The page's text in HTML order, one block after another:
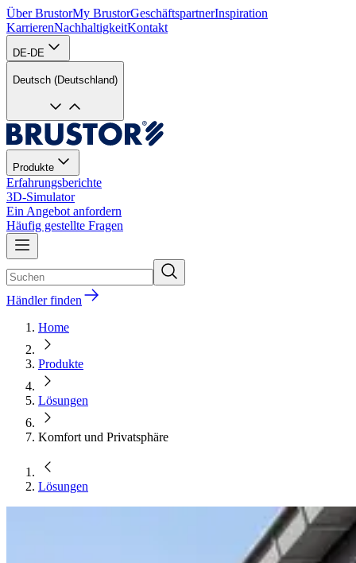
Über BrustorMy BrustorGeschäftspartnerInspiration
KarrierenNachhaltigkeitKontakt
DE-DE
Deutsch (Deutschland)
Produkte
Erfahrungsberichte
3D-Simulator
Ein Angebot anfordern
Häufig gestellte Fragen
Händler finden
Home
Produkte
Lösungen
Komfort und Privatsphäre
Lösungen